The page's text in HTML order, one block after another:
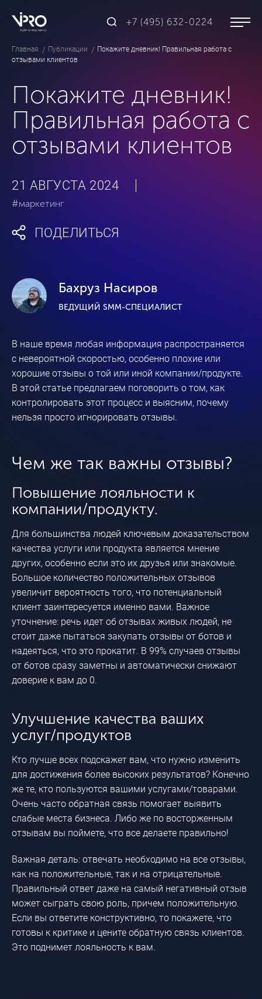
+7 (495) 632-0224
Главная Публикации
Покажите дневник! Правильная работа с
отзывами клиентов
Покажите дневник!
Правильная работа с
отзывами клиентов
21 АВГУСТА 2024
#маркетинг
ПОДЕЛИТЬСЯ
Бахруз Насиров
ВЕДУЩИЙ SMM-СПЕЦИАЛИСТ
В наше время любая информация распространяется
с невероятной скоростью, особенно плохие или
хорошие отзывы о той или иной компании/продукте.
В этой статье предлагаем поговорить о том, как
контролировать этот процесс и выясним, почему
нельзя просто игнорировать отзывы.
Чем же так важны отзывы?
Повышение лояльности к
компании/продукту.
Для большинства людей ключевым доказательством
качества услуги или продукта является мнение
других, особенно если это их друзья или знакомые.
Большое количество положительных отзывов
увеличит вероятность того, что потенциальный
клиент заинтересуется именно вами. Важное
уточнение: речь идет об отзывах живых людей, не
стоит даже пытаться закупать отзывы от ботов и
надеяться, что это прокатит. В 99% случаев отзывы
от ботов сразу заметны и автоматически снижают
доверие к вам до 0.
Улучшение качества ваших
услуг/продуктов
Кто лучше всех подскажет вам, что нужно изменить
для достижения более высоких результатов? Конечно
же те, кто пользуются вашими услугами/товарами.
Очень часто обратная связь помогает выявить
слабые места бизнеса. Либо же по восторженным
отзывам вы поймете, что все делаете правильно!
Важная деталь: отвечать необходимо на все отзывы,
как на положительные, так и на отрицательные.
Правильный ответ даже на самый негативный отзыв
может сыграть свою роль, причем положительную.
Если вы ответите конструктивно, то покажете, что
готовы к критике и цените обратную связь клиентов.
Это поднимет лояльность к вам.